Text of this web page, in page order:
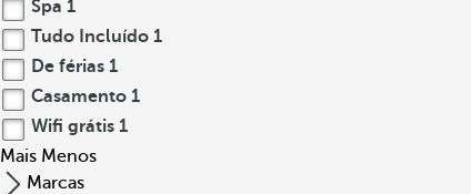
Spa 1
Tudo Incluído 1
De férias 1
Casamento 1
Wifi grátis 1
Mais Menos
Marcas